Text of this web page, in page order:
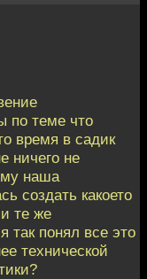
по теме что
время в садик
ничего не
наша
создать какоето
те же
так понял все это
технической